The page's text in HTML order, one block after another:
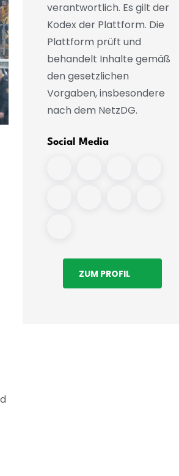
50 Jahre nach Olympia-
verantwortlich. Es gilt der
Kodex der Plattform. Die
Plattform prüft und
behandelt Inhalte gemäß
den gesetzlichen
Vorgaben, insbesondere
nach dem NetzDG.
Social Media
ZUM PROFIL